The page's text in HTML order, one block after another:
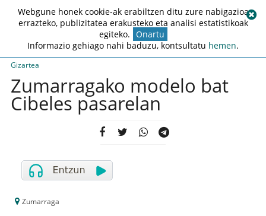
Gizartea
Zumarragako modelo bat
Cibeles pasarelan
Zumarraga
Webgune honek cookie-ak erabiltzen ditu zure nabigazioa
errazteko, publizitatea erakusteko eta analisi estatistikoak
egiteko. Onartu
Informazio gehiago nahi baduzu, kontsultatu hemen.